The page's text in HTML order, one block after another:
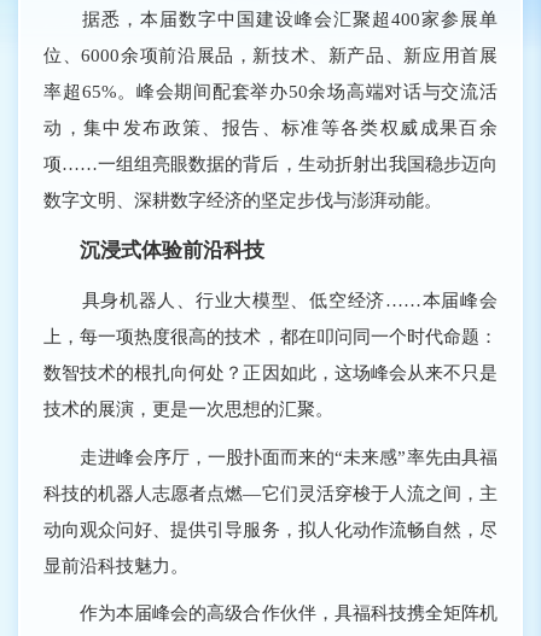
据悉，本届数字中国建设峰会汇聚超400家参展单
位、6000余项前沿展品，新技术、新产品、新应用首展
率超65%。峰会期间配套举办50余场高端对话与交流活
动，集中发布政策、报告、标准等各类权威成果百余
项……一组组亮眼数据的背后，生动折射出我国稳步迈向
数字文明、深耕数字经济的坚定步伐与澎湃动能。
沉浸式体验前沿科技
具身机器人、行业大模型、低空经济……本届峰会
上，每一项热度很高的技术，都在叩问同一个时代命题：
数智技术的根扎向何处？正因如此，这场峰会从来不只是
技术的展演，更是一次思想的汇聚。
走进峰会序厅，一股扑面而来的“未来感”率先由具福
科技的机器人志愿者点燃―它们灵活穿梭于人流之间，主
动向观众问好、提供引导服务，拟人化动作流畅自然，尽
显前沿科技魅力。
作为本届峰会的高级合作伙伴，具福科技携全矩阵机